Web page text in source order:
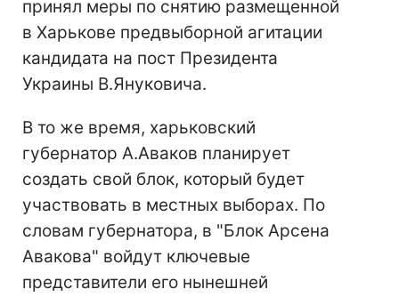
принял меры по снятию размещенной
в Харькове предвыборной агитации
кандидата на пост Президента
Украины В.Януковича.
В то же время, харьковский
губернатор А.Аваков планирует
создать свой блок, который будет
участвовать в местных выборах. По
словам губернатора, в "Блок Арсена
Авакова" войдут ключевые
представители его нынешней